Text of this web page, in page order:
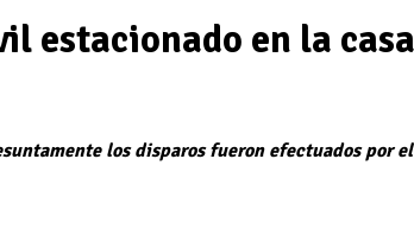
estacionado en la casa
los disparos fueron efectuados por el